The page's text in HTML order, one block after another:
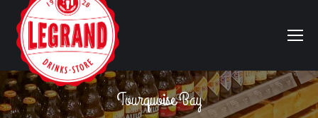
Tourquoise Bay